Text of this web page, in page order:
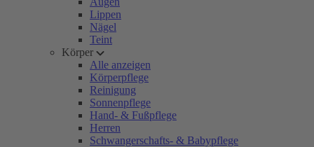
Lippen
Nägel
Teint
Körper
Alle anzeigen
Körperpflege
Reinigung
Sonnenpflege
Hand- & Fußpflege
Herren
Schwangerschafts- & Babypflege